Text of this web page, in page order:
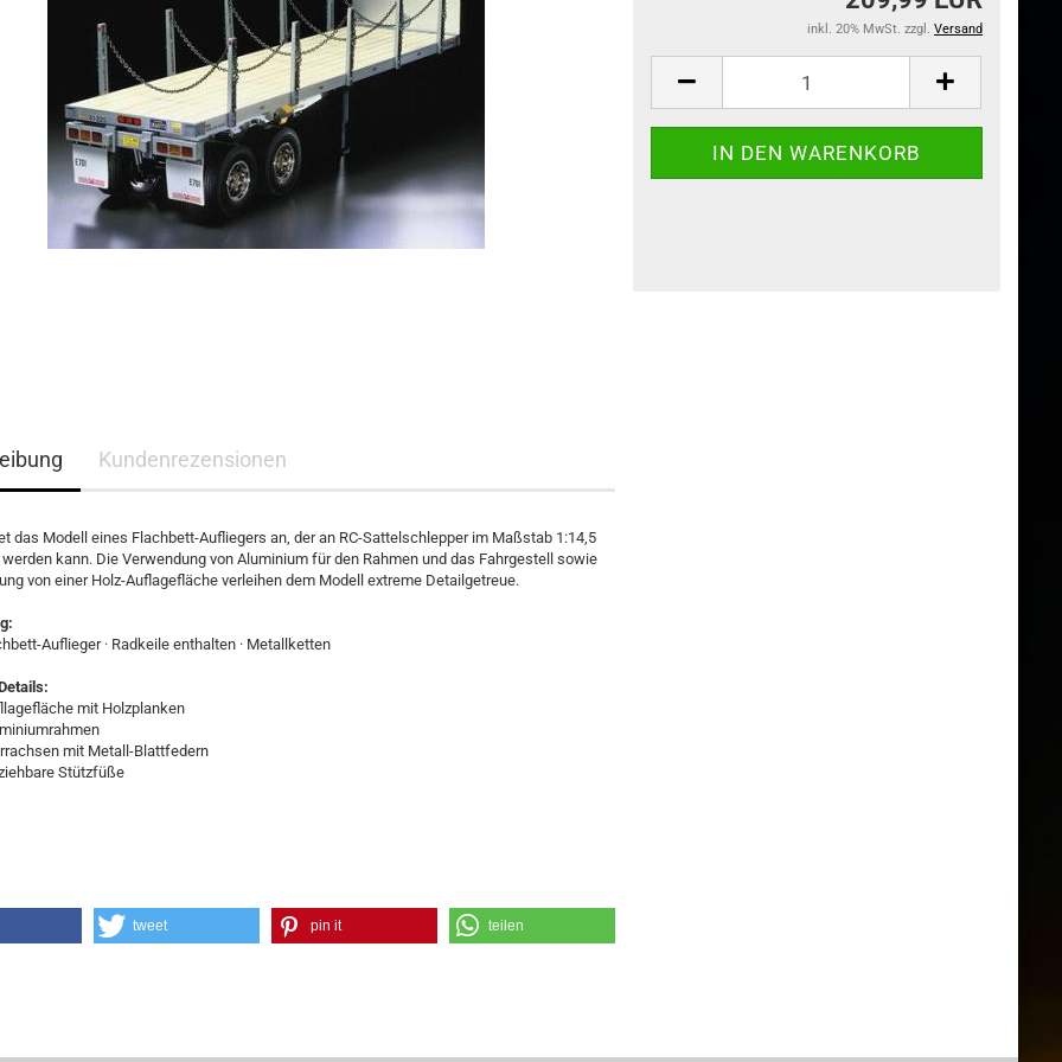
inkl. 20% MwSt. zzgl. Versand
Kundenrezensionen
das Modell eines Flachbett-Aufliegers an, der an RC-Sattelschlepper im Maßstab 1:14,5
kann. Die Verwendung von Aluminium für den Rahmen und das Fahrgestell sowie
von einer Holz-Auflagefläche verleihen dem Modell extreme Detailgetreue.
Auflieger · Radkeile enthalten · Metallketten
mit Holzplanken
mit Metall-Blattfedern
Stützfüße
tweet pin it teilen